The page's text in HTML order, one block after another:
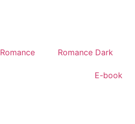
Romance Romance Dark
E-book